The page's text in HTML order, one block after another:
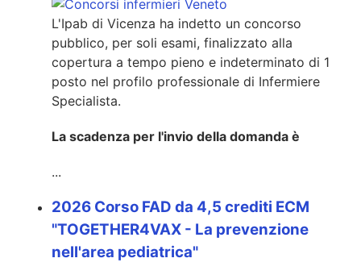
L'Ipab di Vicenza ha indetto un concorso
pubblico, per soli esami, finalizzato alla
copertura a tempo pieno e indeterminato di 1
posto nel profilo professionale di Infermiere
Specialista.
La scadenza per l'invio della domanda è
...
2026 Corso FAD da 4,5 crediti ECM
"TOGETHER4VAX - La prevenzione
nell'area pediatrica"